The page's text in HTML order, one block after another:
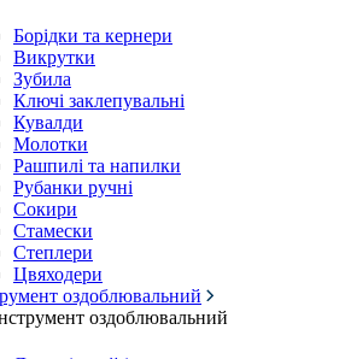
Борідки та кернери
Викрутки
Зубила
Ключі заклепувальні
Кувалди
Молотки
Рашпилі та напилки
Рубанки ручні
Сокири
Стамески
Степлери
Цвяходери
оздоблювальний
оздоблювальний